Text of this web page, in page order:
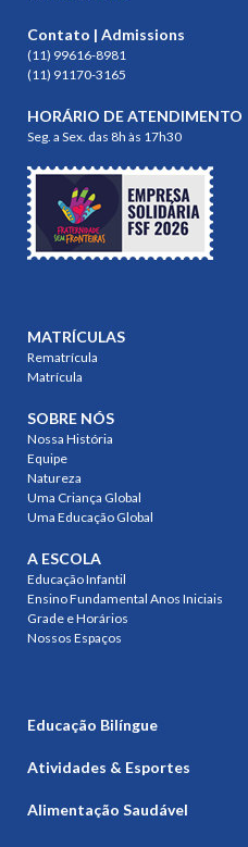
Contato | Admissions
(11) 99616-8981
(11) 91170-3165
HORÁRIO DE ATENDIMENTO
Seg. a Sex. das 8h às 17h30
MATRÍCULAS
Rematrícula
Matrícula
SOBRE NÓS
Nossa História
Equipe
Natureza
Uma Criança Global
Uma Educação Global
A ESCOLA
Educação Infantil
Ensino Fundamental Anos Iniciais
Grade e Horários
Nossos Espaços
Educação Bilíngue
Atividades & Esportes
Alimentação Saudável